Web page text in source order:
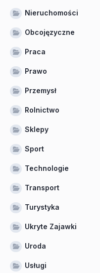
Nieruchomości
Obcojęzyczne
Praca
Prawo
Przemysł
Rolnictwo
Sklepy
Sport
Technologie
Transport
Turystyka
Ukryte Zajawki
Uroda
Usługi